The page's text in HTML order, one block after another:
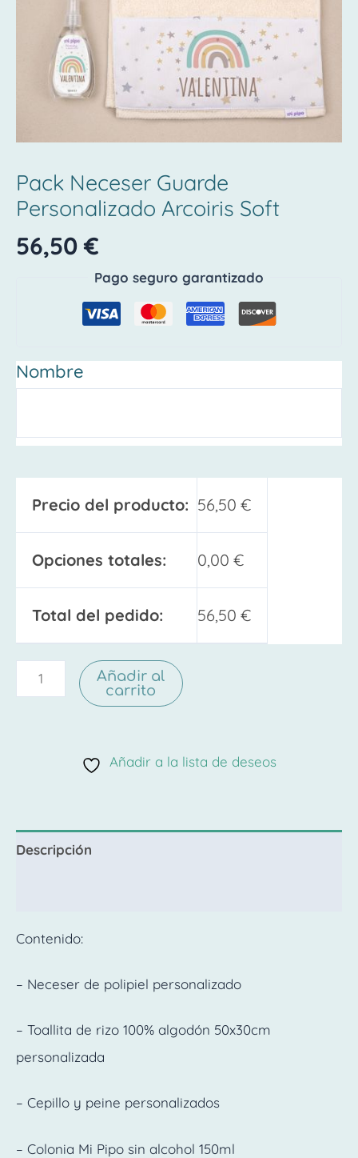
Pack Neceser Guarde
Personalizado Arcoiris Soft
56,50€
Pago seguro garantizado
Nombre
Precio del producto: 56,50 €
Opciones totales: 0,00 €
Total del pedido: 56,50 €
Añadir al
carrito
Añadir a la lista de deseos
Descripción
Contenido:
– Neceser de polipiel personalizado
– Toallita de rizo 100% algodón 50x30cm
personalizada
– Cepillo y peine personalizados
– Colonia Mi Pipo sin alcohol 150ml